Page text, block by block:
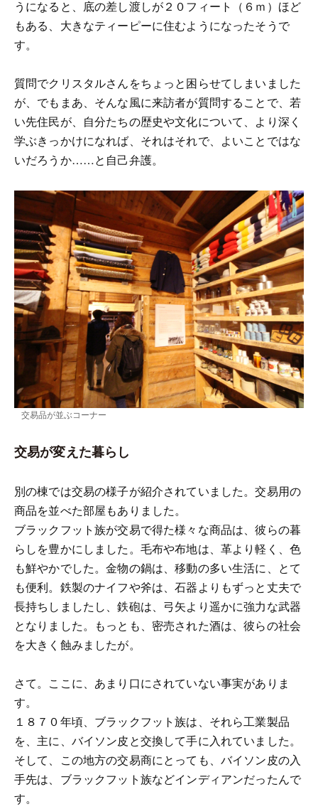
うになると、底の差し渡しが２０フィート（６ｍ）ほど
もある、大きなティーピーに住むようになったそうで
す。
質問でクリスタルさんをちょっと困らせてしまいました
が、でもまあ、そんな風に来訪者が質問することで、若
い先住民が、自分たちの歴史や文化について、より深く
学ぶきっかけになれば、それはそれで、よいことではな
いだろうか……と自己弁護。
交易品が並ぶコーナー
交易が変えた暮らし
別の棟では交易の様子が紹介されていました。交易用の
商品を並べた部屋もありました。
ブラックフット族が交易で得た様々な商品は、彼らの暮
らしを豊かにしました。毛布や布地は、革より軽く、色
も鮮やかでした。金物の鍋は、移動の多い生活に、とて
も便利。鉄製のナイフや斧は、石器よりもずっと丈夫で
長持ちしましたし、鉄砲は、弓矢より遥かに強力な武器
となりました。もっとも、密売された酒は、彼らの社会
を大きく蝕みましたが。
さて。ここに、あまり口にされていない事実がありま
す。
１８７０年頃、ブラックフット族は、それら工業製品
を、主に、バイソン皮と交換して手に入れていました。
そして、この地方の交易商にとっても、バイソン皮の入
手先は、ブラックフット族などインディアンだったんで
す。